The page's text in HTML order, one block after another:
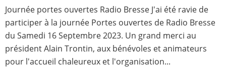
Journée portes ouvertes Radio Bresse J'ai été ravie de
participer à la journée Portes ouvertes de Radio Bresse
du Samedi 16 Septembre 2023. Un grand merci au
président Alain Trontin, aux bénévoles et animateurs
pour l'accueil chaleureux et l'organisation...